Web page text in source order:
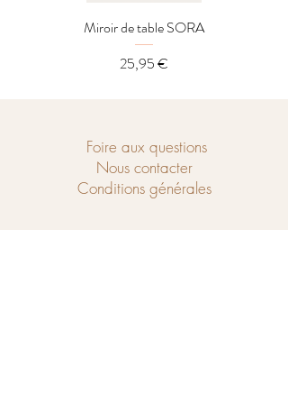
Miroir de table SORA
Prix
25,95 €
Foire aux questions
Nous contacter
Conditions générales